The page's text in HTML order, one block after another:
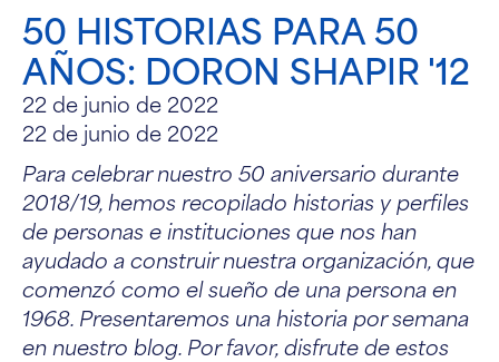
50 HISTORIAS PARA 50
AÑOS: DORON SHAPIR '12
22 de junio de 2022
22 de junio de 2022
Para celebrar nuestro 50 aniversario durante
2018/19, hemos recopilado historias y perfiles
de personas e instituciones que nos han
ayudado a construir nuestra organización, que
comenzó como el sueño de una persona en
1968. Presentaremos una historia por semana
en nuestro blog. Por favor, disfrute de estos